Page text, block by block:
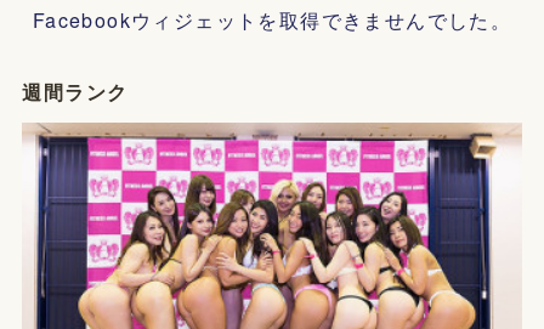
Facebookウィジェットを取得できませんでした。
週間ランク